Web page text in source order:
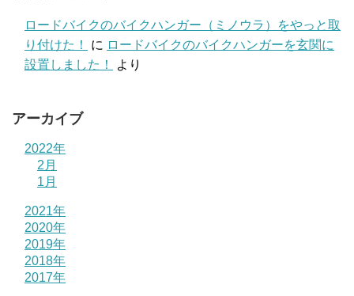
ロードバイクのバイクハンガー（ミノウラ）をやっと取
り付けた！
に ロードバイクのバイクハンガーを玄関に
設置しました！
より
アーカイブ
2022年
2月
1月
2021年
2020年
2019年
2018年
2017年